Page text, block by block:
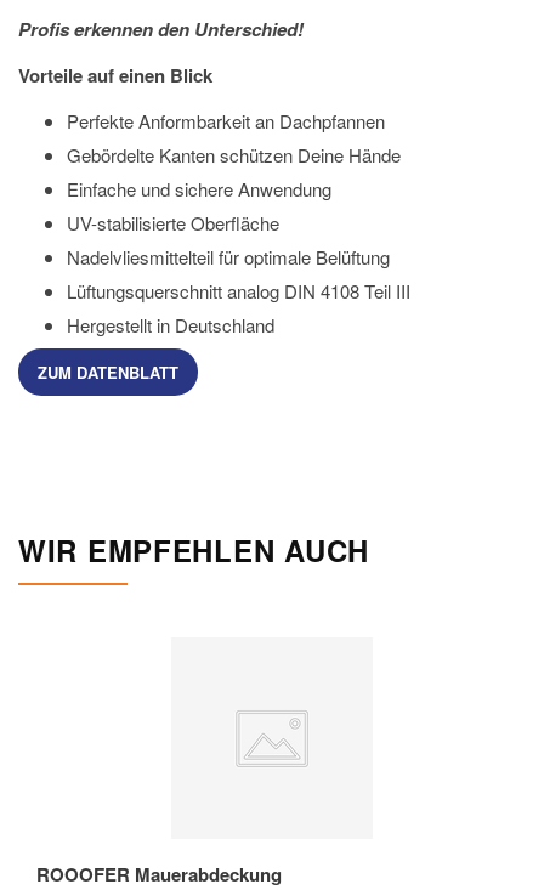
Profis erkennen den Unterschied!
Vorteile auf einen Blick
Perfekte Anformbarkeit an Dachpfannen
Gebördelte Kanten schützen Deine Hände
Einfache und sichere Anwendung
UV-stabilisierte Oberfläche
Nadelvliesmittelteil für optimale Belüftung
Lüftungsquerschnitt analog DIN 4108 Teil III
Hergestellt in Deutschland
ZUM DATENBLATT
WIR EMPFEHLEN AUCH
ROOOFER Mauerabdeckung